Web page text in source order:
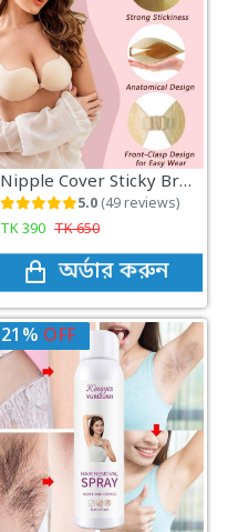
Nipple Cover Sticky Bra Seamless, secure, and perfect for any backless outfit
5.0 (49 reviews)
TK390 TK650
অর্ডার করুন
21% OFF